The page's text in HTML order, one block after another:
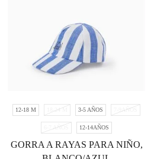
12-18 M 18-24 M 3-5 AÑOS 7-9AÑOS
6-7 AÑOS 12-14AÑOS
GORRA A RAYAS PARA NIÑO,